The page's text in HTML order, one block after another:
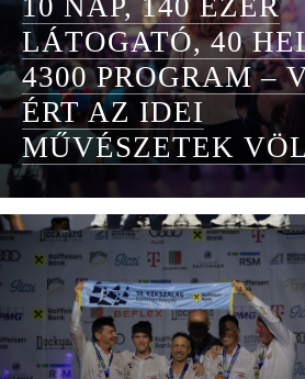
10 NAP, 140 EZER
LÁTOGATÓ, 40
4300 PROGRAM –
ÉRT AZ IDEI
MŰVÉSZETEK